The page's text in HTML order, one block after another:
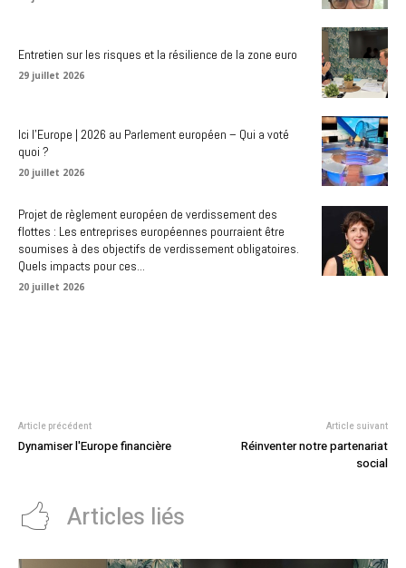
Entretien sur les risques et la résilience de la zone euro
29 juillet 2026
Ici l’Europe | 2026 au Parlement européen – Qui a voté
quoi ?
20 juillet 2026
Projet de règlement européen de verdissement des
flottes : Les entreprises européennes pourraient être
soumises à des objectifs de verdissement obligatoires.
Quels impacts pour ces...
20 juillet 2026
Article précédent
Dynamiser l'Europe financière
Article suivant
Réinventer notre partenariat
social
Articles liés